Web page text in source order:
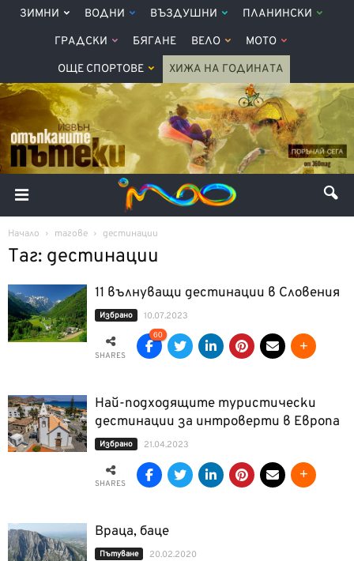
ЗИМНИ ВОДНИ ВЪЗДУШНИ ПЛАНИНСКИ
ГРАДСКИ БЯГАНЕ ВЕЛО МОТО
ОЩЕ СПОРТОВЕ ХИЖА НА ГОДИНАТА
Начало тагове дестинации
Таг: дестинации
11 вълнуващи дестинации в Словения
Избрано 10.07.2023
SHARES
60
Най-подходящите туристически
дестинации за интроверти в Европа
Избрано 21.04.2023
SHARES
Враца, баце
Пътуване 20.02.2020